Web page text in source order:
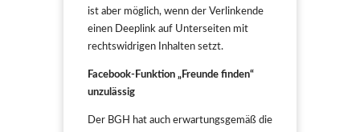
ist aber möglich, wenn der Verlinkende
einen Deeplink auf Unterseiten mit
rechtswidrigen Inhalten setzt.
Facebook-Funktion „Freunde finden“
unzulässig
Der BGH hat auch erwartungsgemäß die